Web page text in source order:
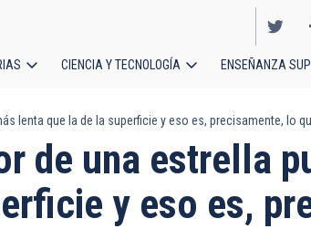
CIENCIA Y TECNOLOGÍA ENSEÑANZA
lenta que la de la superficie y eso es, precisamente, lo
de una estrella
y eso es,